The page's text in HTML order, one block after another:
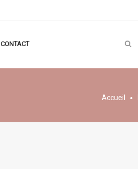
CONTACT
Accueil